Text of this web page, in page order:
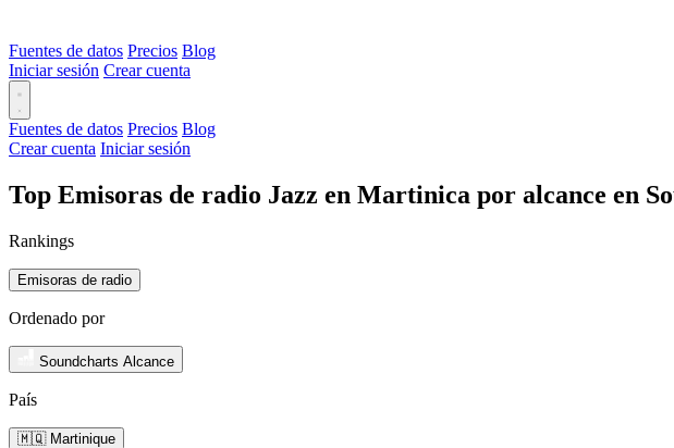
Fuentes de datos Precios Blog
Iniciar sesión Crear cuenta
Fuentes de datos Precios Blog
Crear cuenta Iniciar sesión
Top Emisoras de radio Jazz en Martinica por alcance en
Rankings
Emisoras de radio
Ordenado por
Soundcharts Alcance
País
🇲🇶 Martinique